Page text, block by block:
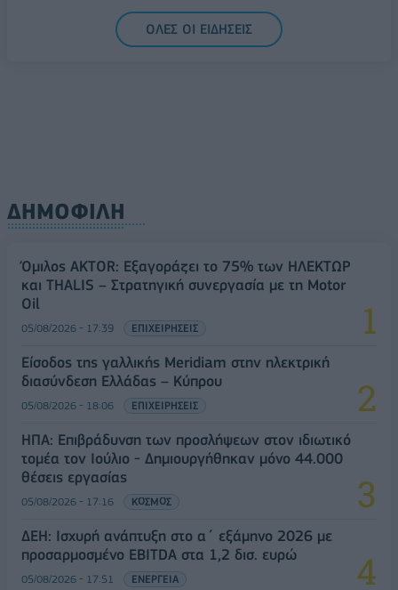
ΟΛΕΣ ΟΙ ΕΙΔΗΣΕΙΣ
ΔΗΜΟΦΙΛΗ
Όμιλος AKTOR: Εξαγοράζει το 75% των ΗΛΕΚΤΩΡ
και THALIS – Στρατηγική συνεργασία με τη Motor
Oil
05/08/2026 - 17:39 ΕΠΙΧΕΙΡΗΣΕΙΣ
Είσοδος της γαλλικής Meridiam στην ηλεκτρική
διασύνδεση Ελλάδας – Κύπρου
05/08/2026 - 18:06 ΕΠΙΧΕΙΡΗΣΕΙΣ
ΗΠΑ: Επιβράδυνση των προσλήψεων στον ιδιωτικό
τομέα τον Ιούλιο - Δημιουργήθηκαν μόνο 44.000
θέσεις εργασίας
05/08/2026 - 17:16 ΚΟΣΜΟΣ
ΔΕΗ: Ισχυρή ανάπτυξη στο α΄ εξάμηνο 2026 με
προσαρμοσμένο EBITDA στα 1,2 δισ. ευρώ
05/08/2026 - 17:51 ΕΝΕΡΓΕΙΑ